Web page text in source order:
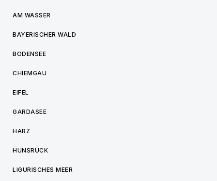
AM WASSER
BAYERISCHER WALD
BODENSEE
CHIEMGAU
EIFEL
GARDASEE
HARZ
HUNSRÜCK
LIGURISCHES MEER